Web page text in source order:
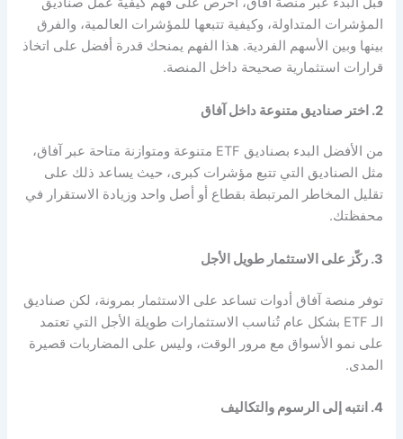
المؤشرات المتداولة، وكيفية تتبعها للمؤشرات العالمية، والفرق
بينها وبين الأسهم الفردية. هذا الفهم يمنحك قدرة أفضل على اتخاذ
قرارات استثمارية صحيحة داخل المنصة.
2. اختر صناديق متنوعة داخل آفاق
من الأفضل البدء بصناديق ETF متنوعة ومتوازنة متاحة عبر آفاق،
مثل الصناديق التي تتبع مؤشرات كبرى، حيث يساعد ذلك على
تقليل المخاطر المرتبطة بقطاع أو أصل واحد وزيادة الاستقرار في
محفظتك.
3. ركّز على الاستثمار طويل الأجل
توفر منصة آفاق أدوات تساعد على الاستثمار بمرونة، لكن صناديق
الـ ETF بشكل عام تُناسب الاستثمارات طويلة الأجل التي تعتمد
على نمو الأسواق مع مرور الوقت، وليس على المضاربات قصيرة
المدى.
4. انتبه إلى الرسوم والتكاليف